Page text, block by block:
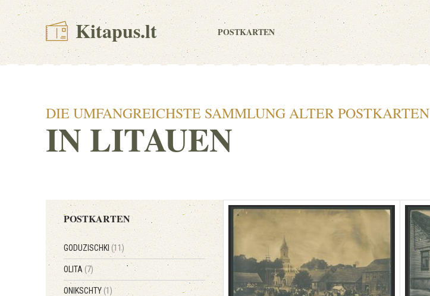
Kitapus.lt POSTKARTEN
DIE UMFANGREICHSTE SAMMLUNG ALTER POSTKARTEN
IN LITAUEN
POSTKARTEN
GODUZISCHKI (11)
OLITA (7)
ONIKSCHTY(1)